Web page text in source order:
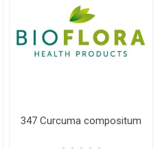
347 Curcuma compositum